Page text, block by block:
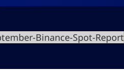
Binance-Spot-Report